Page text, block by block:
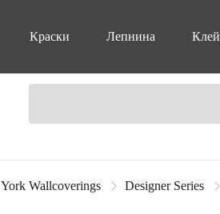
Краски Лепнина Клей
York Wallcoverings Designer Series